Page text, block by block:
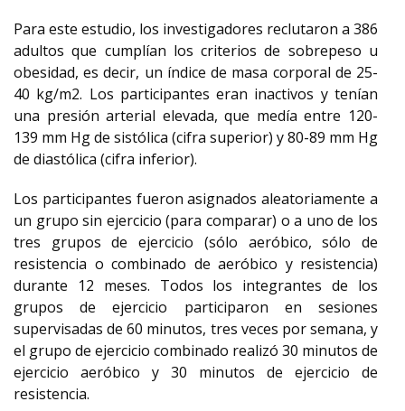
Para este estudio, los investigadores reclutaron a 386
adultos que cumplían los criterios de sobrepeso u
obesidad, es decir, un índice de masa corporal de 25-
40 kg/m2. Los participantes eran inactivos y tenían
una presión arterial elevada, que medía entre 120-
139 mm Hg de sistólica (cifra superior) y 80-89 mm Hg
de diastólica (cifra inferior).
Los participantes fueron asignados aleatoriamente a
un grupo sin ejercicio (para comparar) o a uno de los
tres grupos de ejercicio (sólo aeróbico, sólo de
resistencia o combinado de aeróbico y resistencia)
durante 12 meses. Todos los integrantes de los
grupos de ejercicio participaron en sesiones
supervisadas de 60 minutos, tres veces por semana, y
el grupo de ejercicio combinado realizó 30 minutos de
ejercicio aeróbico y 30 minutos de ejercicio de
resistencia.